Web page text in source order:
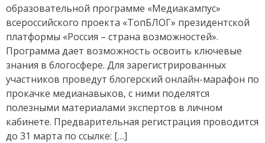
образовательной программе «Медиакампус»
всероссийского проекта «ТопБЛОГ» президентской
платформы «Россия – страна возможностей».
Программа дает возможность освоить ключевые
знания в блогосфере. Для зарегистрированных
участников проведут блогерский онлайн-марафон по
прокачке медианавыков, с ними поделятся
полезными материалами экспертов в личном
кабинете. Предварительная регистрация проводится
до 31 марта по ссылке: […]